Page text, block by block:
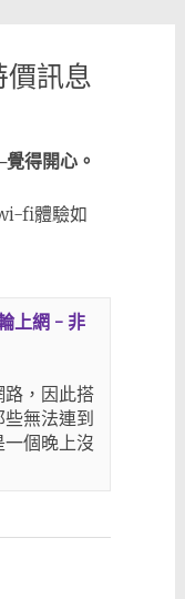
價訊息
得開心。
fi體驗如
上網 - 非
路，因此搭
無法連到
個晚上沒